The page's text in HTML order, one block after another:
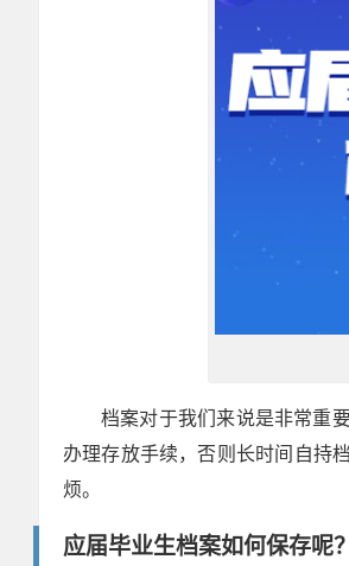
档案对于我们来说是非常重
办理存放手续，否则长时间自持
烦。
应届毕业生档案如何保存呢？